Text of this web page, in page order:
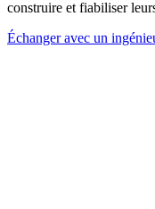
construire et fiabiliser
Échanger avec un